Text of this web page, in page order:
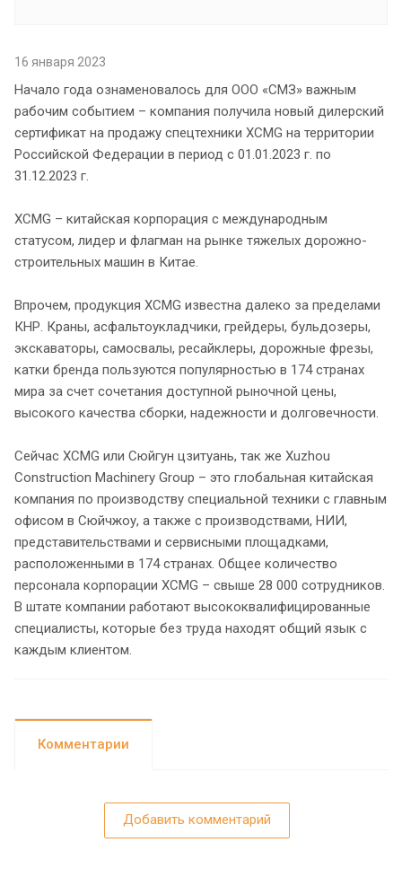
16 января 2023
Начало года ознаменовалось для ООО «СМЗ» важным
рабочим событием – компания получила новый дилерский
сертификат на продажу спецтехники XCMG на территории
Российской Федерации в период с 01.01.2023 г. по
31.12.2023 г.
XCMG – китайская корпорация с международным
статусом, лидер и флагман на рынке тяжелых дорожно-
строительных машин в Китае.
Впрочем, продукция XCMG известна далеко за пределами
КНР. Краны, асфальтоукладчики, грейдеры, бульдозеры,
экскаваторы, самосвалы, ресайклеры, дорожные фрезы,
катки бренда пользуются популярностью в 174 странах
мира за счет сочетания доступной рыночной цены,
высокого качества сборки, надежности и долговечности.
Сейчас XCMG или Сюйгун цзитуань, так же Xuzhou
Construction Machinery Group – это глобальная китайская
компания по производству специальной техники с главным
офисом в Сюйчжоу, а также с производствами, НИИ,
представительствами и сервисными площадками,
расположенными в 174 странах. Общее количество
персонала корпорации XCMG – свыше 28 000 сотрудников.
В штате компании работают высококвалифицированные
специалисты, которые без труда находят общий язык с
каждым клиентом.
Комментарии
Добавить комментарий